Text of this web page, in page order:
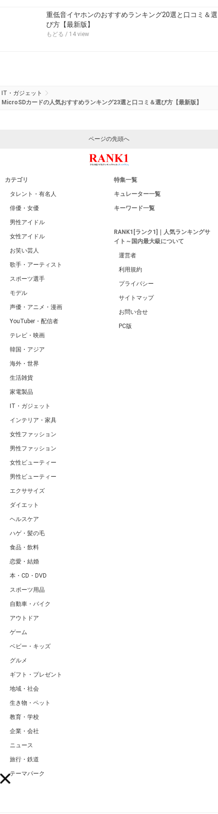
重低音イヤホンのおすすめランキング20選と口コミ＆選
び方【最新版】
もどる / 14 view
IT・ガジェット
MicroSDカードの人気おすすめランキング23選と口コミ＆選び方【最新版】
ページの先頭へ
カテゴリ
タレント・有名人
俳優・女優
男性アイドル
女性アイドル
お笑い芸人
歌手・アーティスト
スポーツ選手
モデル
声優・アニメ・漫画
YouTuber・配信者
テレビ・映画
韓国・アジア
海外・世界
生活雑貨
家電製品
IT・ガジェット
インテリア・家具
女性ファッション
男性ファッション
女性ビューティー
男性ビューティー
エクササイズ
ダイエット
ヘルスケア
ハゲ・髪の毛
食品・飲料
恋愛・結婚
本・CD・DVD
スポーツ用品
自動車・バイク
アウトドア
ゲーム
ベビー・キッズ
グルメ
ギフト・プレゼント
地域・社会
生き物・ペット
教育・学校
企業・会社
ニュース
旅行・鉄道
テーマパーク
特集一覧
キュレーター一覧
キーワード一覧
RANK1[ランク1]｜人気ランキングサ
イト～国内最大級について
運営者
利用規約
プライバシー
サイトマップ
お問い合せ
PC版